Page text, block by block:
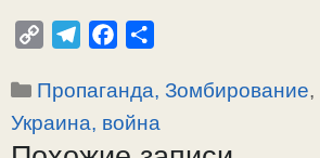
p
y
L
l
e
g
c
e
b
р
а
Рубрики
Пропаганда, Зомбирование,
Украина, война